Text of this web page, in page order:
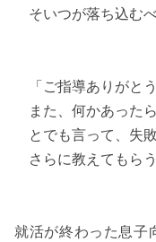
そいつが落ち込むべ
「ご指導ありがとう
また、何かあった
とでも言って、失
さらに教えてもら
就活が終わった息子